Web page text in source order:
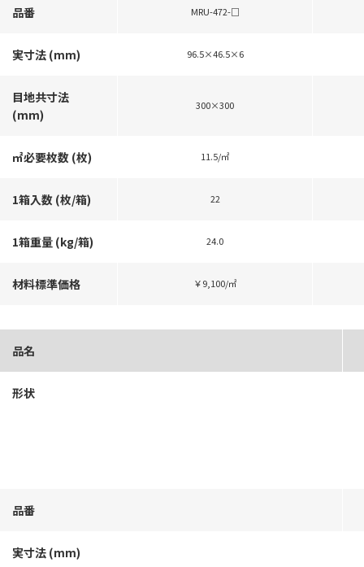
品番 MRU-472-□
実寸法 (mm) 96.5×46.5×6
目地共寸法
(mm)
300×300
㎡必要枚数 (枚) 11.5/㎡
1箱入数 (枚/箱) 22
1箱重量 (kg/箱) 24.0
材料標準価格 ￥9,100/㎡
品名
形状
品番
実寸法 (mm)